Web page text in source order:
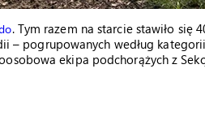
. Tym razem na starcie stawiło się
– pogrupowanych według
ekipa podchorążych z